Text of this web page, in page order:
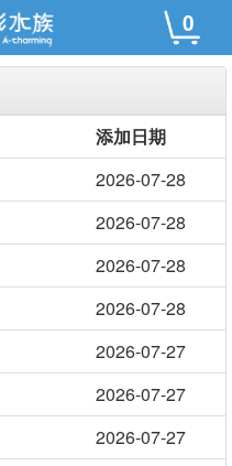
0
添加日期
2026-07-28
2026-07-28
2026-07-28
2026-07-28
2026-07-27
2026-07-27
2026-07-27